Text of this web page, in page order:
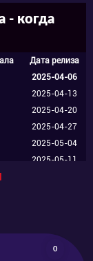
- когда
Дата релиза
2025-04-06
2025-04-13
2025-04-20
2025-04-27
2025-05-04
2025-05-11
2025-06-15
0